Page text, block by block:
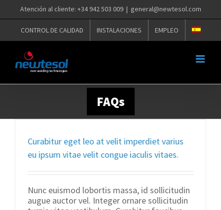
contenido
Atención al cliente: +34 942 503 009 | general@newtesol.com
CONTROL DE CALIDAD INSTALACIONES EMPLEO
FAQs
Curabitur eget leo at velit imperdiet varius
eu ipsum vitae velit congue iaculis vitaes.
Nunc euismod lobortis massa, id sollicitudin
augue auctor vel. Integer ornare sollicitudin